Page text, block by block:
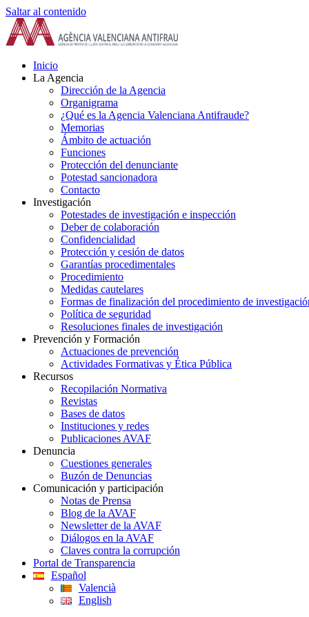
Saltar al contenido
Inicio
La Agencia
Dirección de la Agencia
Organigrama
¿Qué es la Agencia Valenciana Antifraude?
Memorias
Ámbito de actuación
Funciones
Protección del denunciante
Potestad sancionadora
Contacto
Investigación
Potestades de investigación e inspección
Deber de colaboración
Confidencialidad
Protección y cesión de datos
Garantías procedimentales
Procedimiento
Medidas cautelares
Formas de finalización del procedimiento de
Política de seguridad
Resoluciones finales de investigación
Prevención y Formación
Actuaciones de prevención
Actividades Formativas y Ética Pública
Recursos
Recopilación Normativa
Revistas
Bases de datos
Instituciones y redes
Publicaciones AVAF
Denuncia
Cuestiones generales
Buzón de Denuncias
Comunicación y participación
Notas de Prensa
Blog de la AVAF
Newsletter de la AVAF
Diálogos en la AVAF
Claves contra la corrupción
Portal de Transparencia
Español
Valencià
English